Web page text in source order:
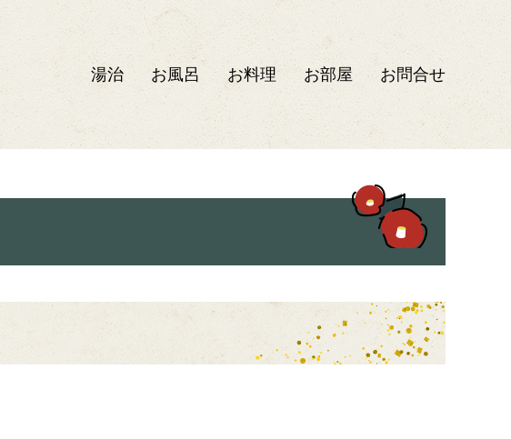
湯治 お風呂 お料理 お部屋 お問合せ